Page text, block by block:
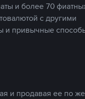
и более 70
с другими
и привычные
и продавая ее по